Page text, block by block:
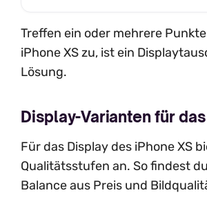
Treffen ein oder mehrere
iPhone XS zu, ist ein
Lösung.
Display-Varianten für
Für das Display des iPhone XS
Qualitätsstufen an. So findest
Balance aus Preis und